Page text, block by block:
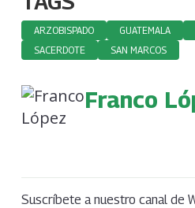
ARZOBISPADO GUATEMALA
SACERDOTE
SAN MARCOS
Franco
Suscríbete a nuestro canal de